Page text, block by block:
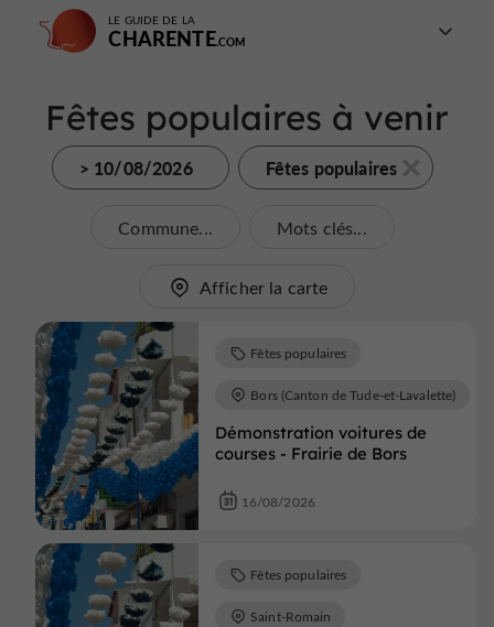
LE GUIDE DE LA
CHARENTE
Fêtes populaires à venir
> 10/08/2026 Fêtes populaires
Commune... Mots clés...
Afficher la carte
Démonstration voitures de
courses - Frairie de Bors
Fêtes populaires
Bors (Canton de Tude-et-Lavalette)
16/08/2026
Fêtes populaires
Saint-Romain